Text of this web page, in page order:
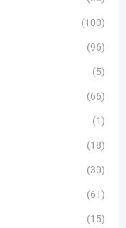
(100)
(96)
(5)
(66)
(1)
(18)
(30)
(61)
(15)